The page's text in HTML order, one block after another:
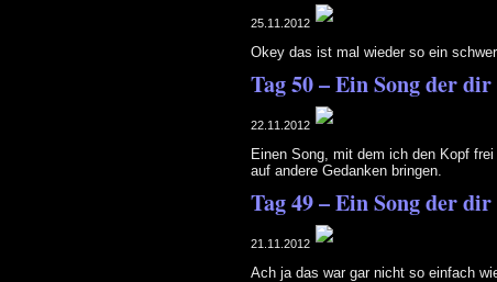
25.11.2012
Okey das ist mal wieder so ein
Tag 50 – Ein Song der
22.11.2012
Einen Song, mit dem ich den Kopf
auf andere Gedanken bringen.
Tag 49 – Ein Song der
21.11.2012
Ach ja das war gar nicht so einfach